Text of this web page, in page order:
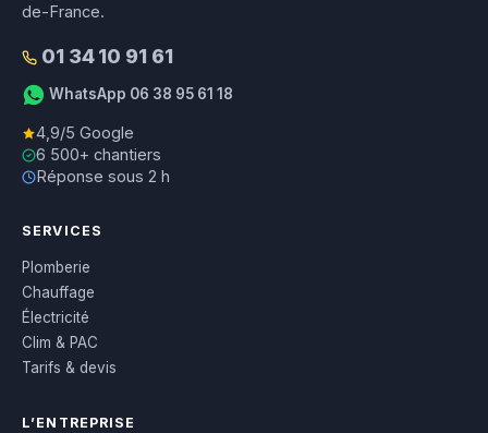
de-France.
01 34 10 91 61
WhatsApp 06 38 95 61 18
4,9/5 Google
6 500+ chantiers
Réponse sous 2 h
SERVICES
Plomberie
Chauffage
Électricité
Clim & PAC
Tarifs & devis
L’ENTREPRISE